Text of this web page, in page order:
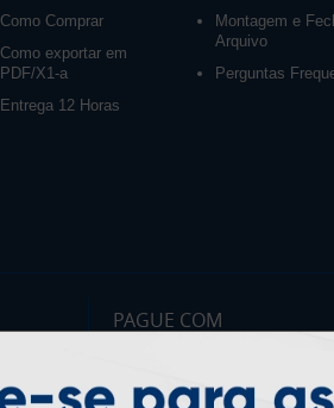
Como Comprar
Como exportar em
PDF/X1-a
Entrega 12 Horas
Montagem e
Arquivo
Perguntas
PAGUE COM